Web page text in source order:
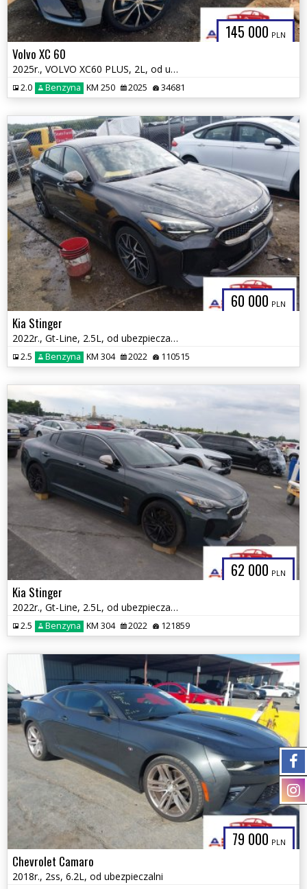
145 000 PLN
Volvo XC 60
2025r., VOLVO XC60 PLUS, 2L, od ubezpieczalni
2.0 Benzyna KM 250 2025 34681
60 000 PLN
Kia Stinger
2022r., Gt-Line, 2.5L, od ubezpieczalni
2.5 Benzyna KM 304 2022 110515
62 000 PLN
Kia Stinger
2022r., Gt-Line, 2.5L, od ubezpieczalni
2.5 Benzyna KM 304 2022 121859
79 000 PLN
Chevrolet Camaro
2018r., 2ss, 6.2L, od ubezpieczalni